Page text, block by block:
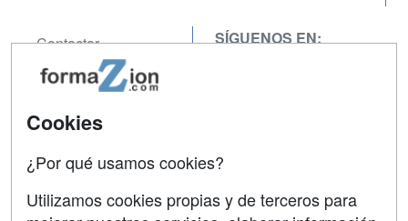
Contactar
Confidencialidad
Aviso legal
SÍGUENOS EN:
Cookies
¿Por qué usamos cookies?
Utilizamos cookies propias y de terceros para